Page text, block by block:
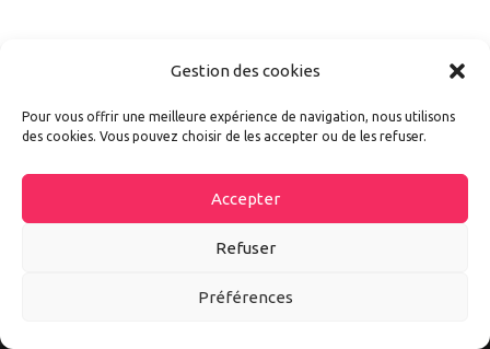
Gestion des cookies
Pour vous offrir une meilleure expérience de navigation, nous utilisons
des cookies. Vous pouvez choisir de les accepter ou de les refuser.
Accepter
Refuser
Préférences